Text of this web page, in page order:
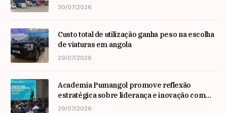
30/07/2026
Custo total de utilização ganha peso na escolha
de viaturas em angola
29/07/2026
Academia Pumangol promove reflexão
estratégica sobre liderança e inovação com
especialista internacional Nadim Habib
29/07/2026